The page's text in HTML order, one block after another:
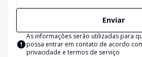
Enviar
As informações serão utilizadas para
possa entrar em contato de acordo
privacidade e termos de serviço